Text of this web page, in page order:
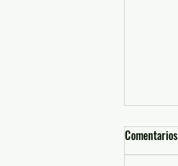
Comentarios